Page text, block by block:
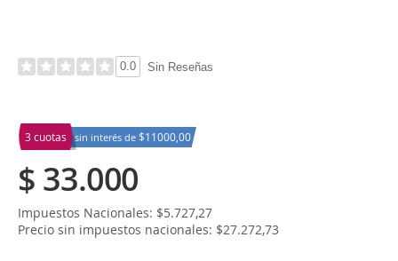
0.0 Sin Reseñas
3 cuotas sin interés de $11000,00
$ 33.000
Impuestos Nacionales: $5.727,27
Precio sin impuestos nacionales: $27.272,73